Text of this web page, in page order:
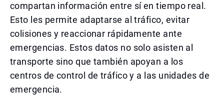
compartan información entre sí en tiempo real.
Esto les permite adaptarse al tráfico, evitar
colisiones y reaccionar rápidamente ante
emergencias. Estos datos no solo asisten al
transporte sino que también apoyan a los
centros de control de tráfico y a las unidades de
emergencia.